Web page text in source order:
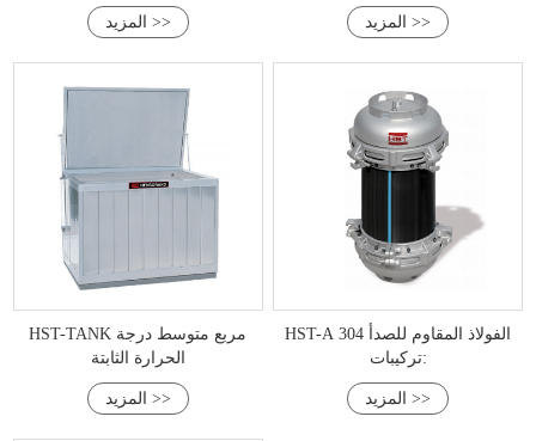
المزيد >> المزيد >>
HST-TANK مربع متوسط درجة
الحرارة الثابتة
المزيد >>
HST-A 304 الفولاذ المقاوم للصدأ
تركيبات:
المزيد >>